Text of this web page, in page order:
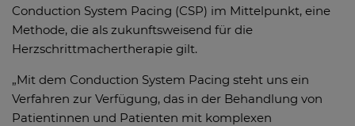
Conduction System Pacing (CSP) im Mittelpunkt, eine
Methode, die als zukunftsweisend für die
Herzschrittmachertherapie gilt.
„Mit dem Conduction System Pacing steht uns ein
Verfahren zur Verfügung, das in der Behandlung von
Patientinnen und Patienten mit komplexen